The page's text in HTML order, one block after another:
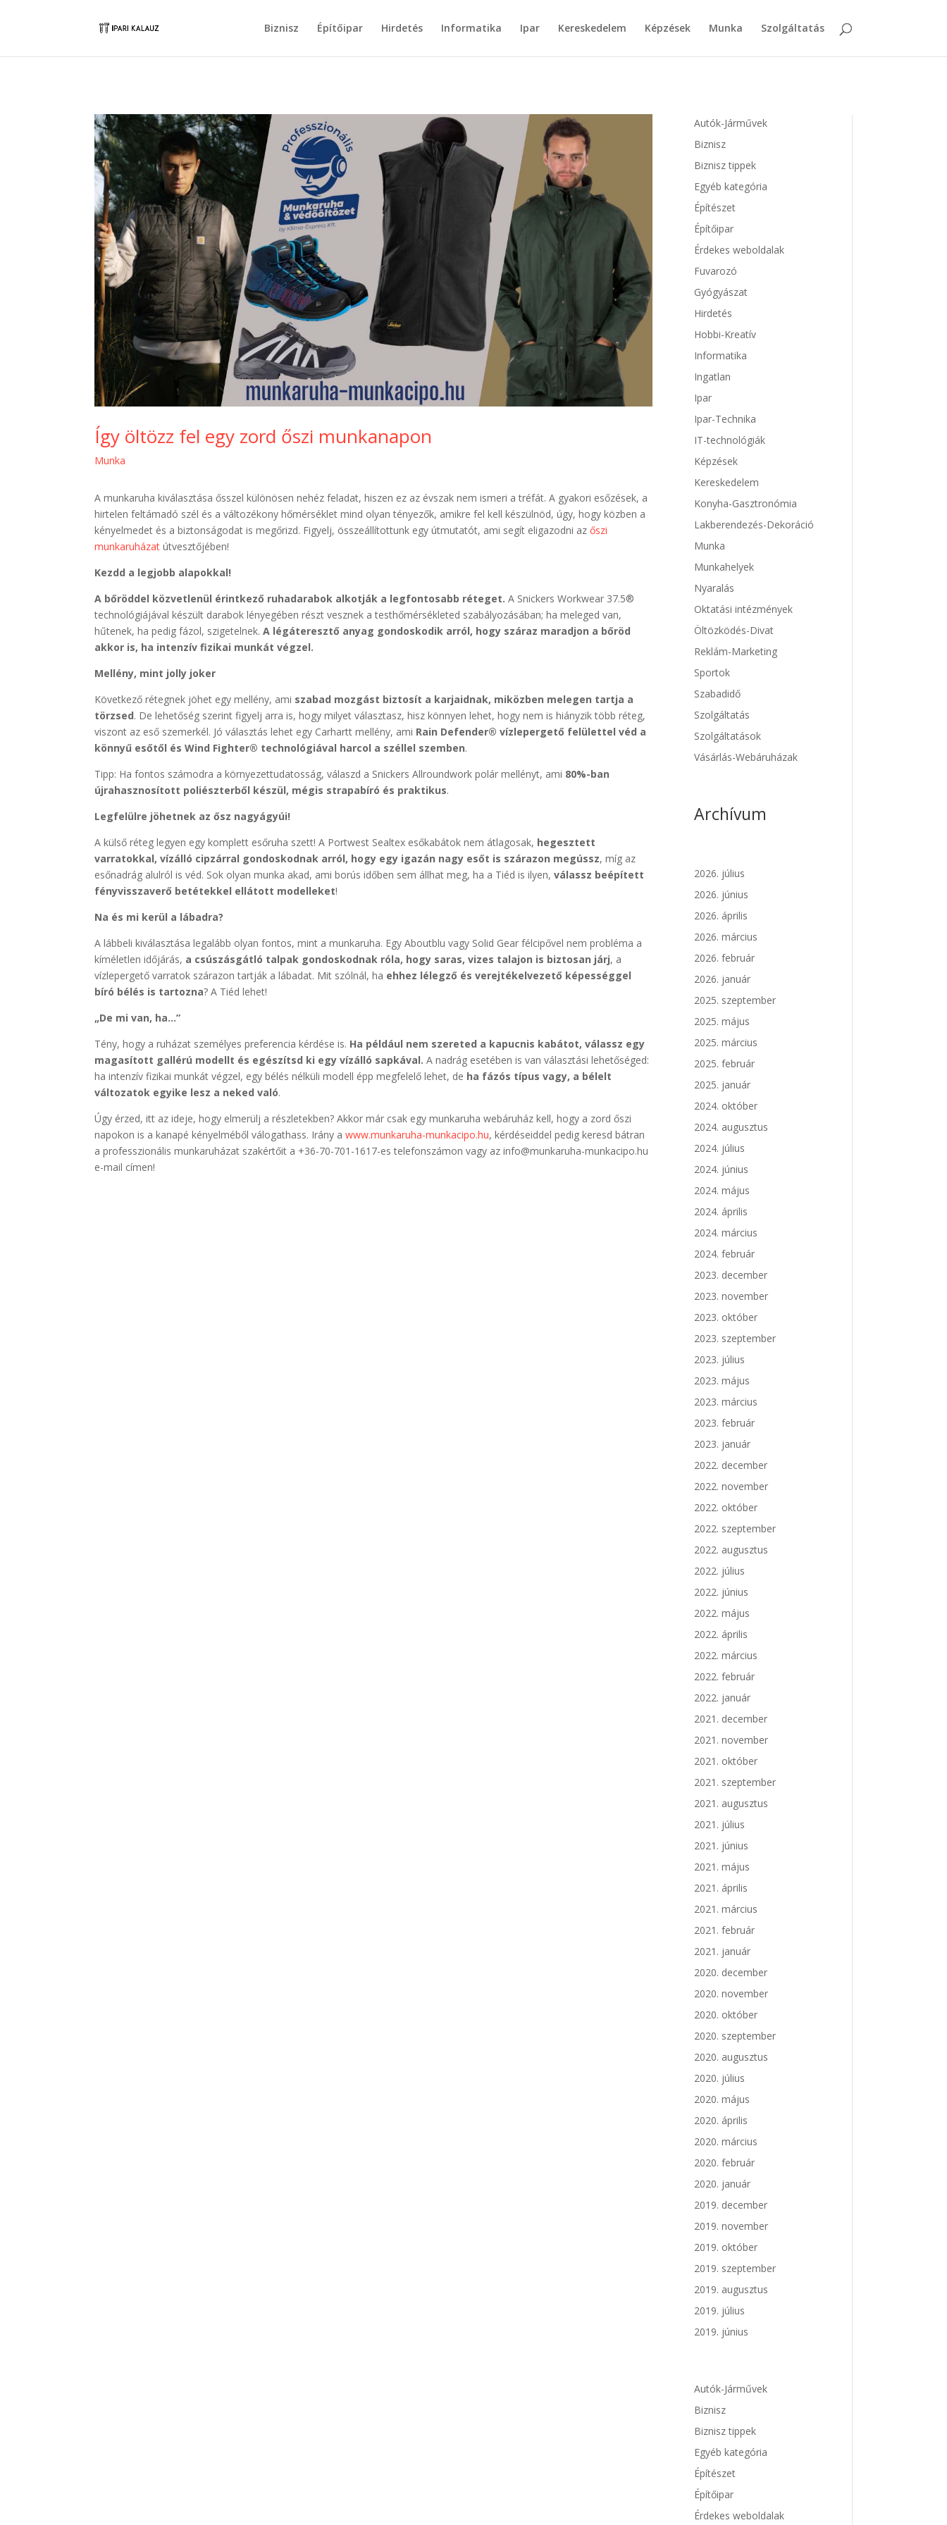
Biznisz Építőipar Hirdetés Informatika Ipar Kereskedelem Képzések Munka Szolgáltatás
Így öltözz fel egy zord őszi munkanapon
Munka
A munkaruha kiválasztása ősszel különösen nehéz feladat, hiszen ez az évszak nem ismeri a tréfát. A gyakori esőzések, a
hirtelen feltámadó szél és a változékony hőmérséklet mind olyan tényezők, amikre fel kell készülnöd, úgy, hogy közben a
kényelmedet és a biztonságodat is megőrizd. Figyelj, összeállítottunk egy útmutatót, ami segít eligazodni azőszi
munkaruházat útvesztőjében!
Kezdd a legjobb alapokkal!
A bőröddel közvetlenül érintkező ruhadarabok alkotják a legfontosabb réteget. A Snickers Workwear 37.5®
technológiájával készült darabok lényegében részt vesznek a testhőmérsékleted szabályozásában; ha meleged van,
hűtenek, ha pedig fázol, szigetelnek.A légáteresztő anyag gondoskodik arról, hogy száraz maradjon a bőröd
akkor is, ha intenzív fizikai munkát végzel.
Mellény, mint jolly joker
Következő rétegnek jöhet egy mellény, ami szabad mozgást biztosít a karjaidnak, miközben melegen tartja a
törzsed. De lehetőség szerint figyelj arra is, hogy milyet választasz, hisz könnyen lehet, hogy nem is hiányzik több réteg,
viszont az eső szemerkél. Jó választás lehet egy Carhartt mellény, ami Rain Defender® vízlepergető felülettel véd a
könnyű esőtől és Wind Fighter® technológiával harcol a széllel szemben.
Tipp: Ha fontos számodra a környezettudatosság, válaszd a Snickers Allroundwork polár mellényt, ami 80%-ban
újrahasznosított poliészterből készül, mégis strapabíró és praktikus.
Legfelülre jöhetnek az ősz nagyágyúi!
A külső réteg legyen egy komplett esőruha szett! A Portwest Sealtex esőkabátok nem átlagosak, hegesztett
varratokkal, vízálló cipzárral gondoskodnak arról, hogy egy igazán nagy esőt is szárazon megússz, míg az
esőnadrág alulról is véd. Sok olyan munka akad, ami borús időben sem állhat meg, ha a Tiéd is ilyen,válassz beépített
fényvisszaverő betétekkel ellátott modelleket!
Na és mi kerül a lábadra?
A lábbeli kiválasztása legalább olyan fontos, mint a munkaruha. Egy Aboutblu vagy Solid Gear félcipővel nem probléma a
kíméletlen időjárás, a csúszásgátló talpak gondoskodnak róla, hogy saras, vizes talajon is biztosan járj, a
vízlepergető varratok szárazon tartják a lábadat. Mit szólnál, ha ehhez lélegző és verejtékelvezető képességgel
bíró bélés is tartozna? A Tiéd lehet!
„De mi van, ha…”
Tény, hogy a ruházat személyes preferencia kérdése is. Ha például nem szereted a kapucnis kabátot, válassz egy
magasított gallérú modellt és egészítsd ki egy vízálló sapkával.A nadrág esetében is van választási lehetőséged:
ha intenzív fizikai munkát végzel, egy bélés nélküli modell épp megfelelő lehet, de ha fázós típus vagy, a bélelt
változatok egyike lesz a neked való.
Úgy érzed, itt az ideje, hogy elmerülj a részletekben? Akkor már csak egy munkaruha webáruház kell, hogy a zord őszi
napokon is a kanapé kényelméből válogathass. Irány awww.munkaruha-munkacipo.hu, kérdéseiddel pedig keresd bátran
a professzionális munkaruházat szakértőit a +36-70-701-1617-es telefonszámon vagy az info@munkaruha-munkacipo.hu
e-mail címen!
Autók-Járművek
Biznisz
Biznisz tippek
Egyéb kategória
Építészet
Építőipar
Érdekes weboldalak
Fuvarozó
Gyógyászat
Hirdetés
Hobbi-Kreatív
Informatika
Ingatlan
Ipar
Ipar-Technika
IT-technológiák
Képzések
Kereskedelem
Konyha-Gasztronómia
Lakberendezés-Dekoráció
Munka
Munkahelyek
Nyaralás
Oktatási intézmények
Öltözködés-Divat
Reklám-Marketing
Sportok
Szabadidő
Szolgáltatás
Szolgáltatások
Vásárlás-Webáruházak
Archívum
2026. július
2026. június
2026. április
2026. március
2026. február
2026. január
2025. szeptember
2025. május
2025. március
2025. február
2025. január
2024. október
2024. augusztus
2024. július
2024. június
2024. május
2024. április
2024. március
2024. február
2023. december
2023. november
2023. október
2023. szeptember
2023. július
2023. május
2023. március
2023. február
2023. január
2022. december
2022. november
2022. október
2022. szeptember
2022. augusztus
2022. július
2022. június
2022. május
2022. április
2022. március
2022. február
2022. január
2021. december
2021. november
2021. október
2021. szeptember
2021. augusztus
2021. július
2021. június
2021. május
2021. április
2021. március
2021. február
2021. január
2020. december
2020. november
2020. október
2020. szeptember
2020. augusztus
2020. július
2020. május
2020. április
2020. március
2020. február
2020. január
2019. december
2019. november
2019. október
2019. szeptember
2019. augusztus
2019. július
2019. június
Autók-Járművek
Biznisz
Biznisz tippek
Egyéb kategória
Építészet
Építőipar
Érdekes weboldalak